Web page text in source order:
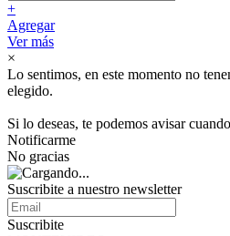
+
Agregar
Ver más
×
Lo sentimos, en este momento no
elegido.
Si lo deseas, te podemos avisar
Notificarme
No gracias
Suscribite a nuestro newsletter
Suscribite